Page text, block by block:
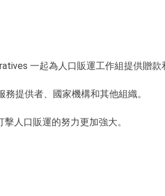
一起為人口販運工作組提供贈款
提供者、國家機構和其他組織。
人口販運的努力更加強大。